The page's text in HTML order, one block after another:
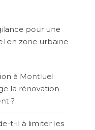
pour une
en zone urbaine
à Montluel
la rénovation
?
t-il à limiter les